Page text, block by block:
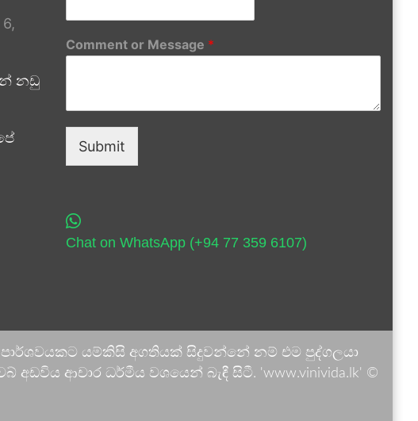
නඩු
Comment or Message *
Submit
Chat on WhatsApp (+94 77 359 6107)
යම්කිසි අගතියක් සිදුවන්නේ නම් එම පුද්ගලයා
ආචාර ධර්මීය වශයෙන් බැඳී සිටී. 'www.vinivida.lk' ©